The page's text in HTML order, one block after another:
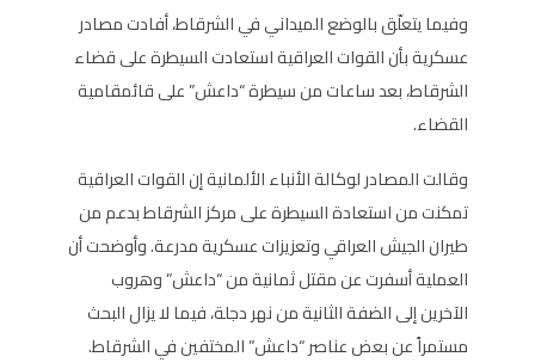
وفيما يتعلّق بالوضع الميداني في الشرقاط، أفادت مصادر
عسكرية بأن القوات العراقية استعادت السيطرة على قضاء
الشرقاط، بعد ساعات من سيطرة “داعش” على قائمقامية
القضاء.
وقالت المصادر لوكالة الأنباء الألمانية إن القوات العراقية
تمكنت من استعادة السيطرة على مركز الشرقاط بدعم من
طيران الجيش العراقي وتعزيزات عسكرية مدرعة. وأوضحت أن
العملية أسفرت عن مقتل ثمانية من “داعش” وهروب
الآخرين إلى الضفة الثانية من نهر دجلة، فيما لا يزال البحث
مستمراً عن بعض عناصر “داعش” المختفين في الشرقاط.